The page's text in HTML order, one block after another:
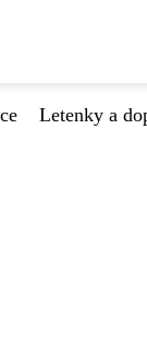
Letenky a